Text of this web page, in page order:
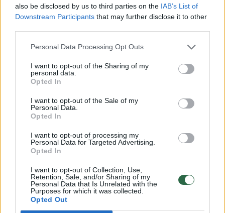
also be disclosed by us to third parties on the IAB’s List of
Downstream Participants that may further disclose it to other
Personal Data Processing Opt Outs
I want to opt-out of the Sharing of my
personal data.
Opted In
I want to opt-out of the Sale of my
Personal Data.
Opted In
I want to opt-out of processing my
Personal Data for Targeted Advertising.
Opted In
I want to opt-out of Collection, Use,
Retention, Sale, and/or Sharing of my
Personal Data that Is Unrelated with the
Purposes for which it was collected.
Opted Out
Balandžio 26 d. apie 16.48 val. Klaipėdos r.,
Gobergiškės k., sustabdžius 1996 m. gimusį,
automobilį „Peugeot“ su priekaba vairavusį
vyrą nustatyta, kad jis neturi teisės vairuoti
tokios rūšies transporto priemonių junginio.
Tą pačią dieną, apie 16.40 val., Klaipėdos r.,
Dauparų k., patikrintas 1982 m. gimęs
teisės vairuoti tokios rūšies transporto
priemonės.
Kitą dieną, apie 23.30 val., Klaipėdoje,
Baltijos pr., 2003 m. gimęs vyras vairavo